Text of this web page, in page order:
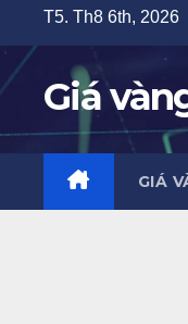
content
T5. Th8 6th, 2026
Giá
GIÁ